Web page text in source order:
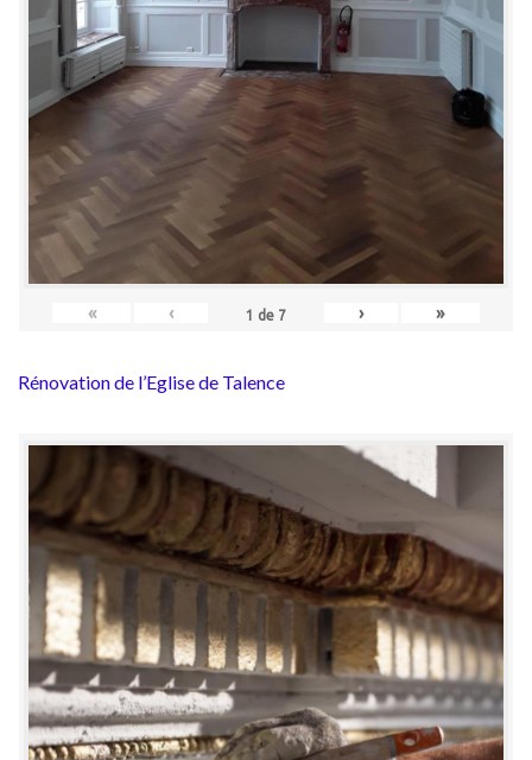
« ‹ 1 de 7 › »
Rénovation de l’Eglise de Talence